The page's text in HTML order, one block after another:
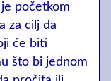
početkom
za cilj da
će biti
što bi jednom